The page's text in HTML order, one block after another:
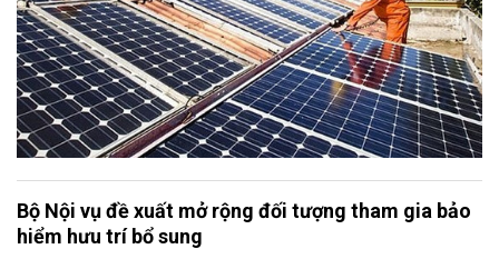
Bộ Nội vụ đề xuất mở rộng đối tượng tham gia bảo
hiểm hưu trí bổ sung